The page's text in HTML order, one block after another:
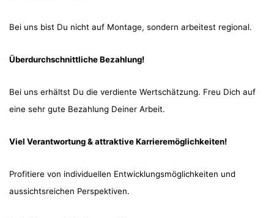
Bei uns bist Du nicht auf Montage, sondern arbeitest regional.
Überdurchschnittliche Bezahlung!
Bei uns erhältst Du die verdiente Wertschätzung. Freu Dich auf
eine sehr gute Bezahlung Deiner Arbeit.
Viel Verantwortung & attraktive Karrieremöglichkeiten!
Profitiere von individuellen Entwicklungsmöglichkeiten und
aussichtsreichen Perspektiven.